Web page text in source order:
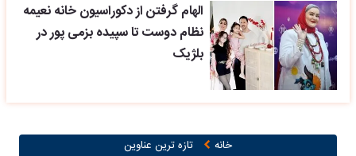
الهام گرفتن از دکوراسیون خانه نعیمه
نظام دوست تا سپیده بزمی پور در
بلژیک
خانه
تازه ترین عناوین